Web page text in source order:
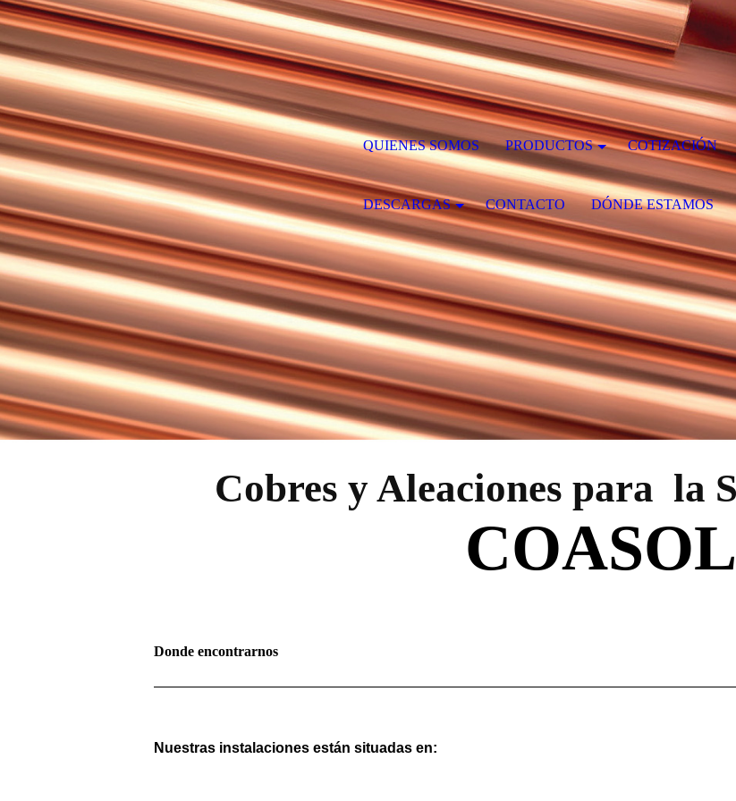
Cobres y Aleaciones para la
COASOL
Donde encontrarnos
Nuestras instalaciones están situadas en:
QUIENES SOMOS PRODUCTOS COTIZACIÓN
DESCARGAS CONTACTO DÓNDE ESTAMOS